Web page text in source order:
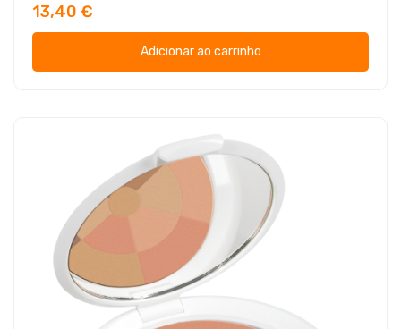
13,40 €
Adicionar ao carrinho